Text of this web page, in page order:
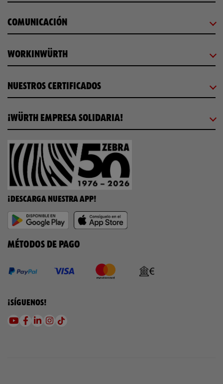
COMUNICACIÓN
WORKINWÜRTH
NUESTROS CERTIFICADOS
¡WÜRTH EMPRESA SOLIDARIA!
¡DESCARGA NUESTRA APP!
MÉTODOS DE PAGO
¡SÍGUENOS!